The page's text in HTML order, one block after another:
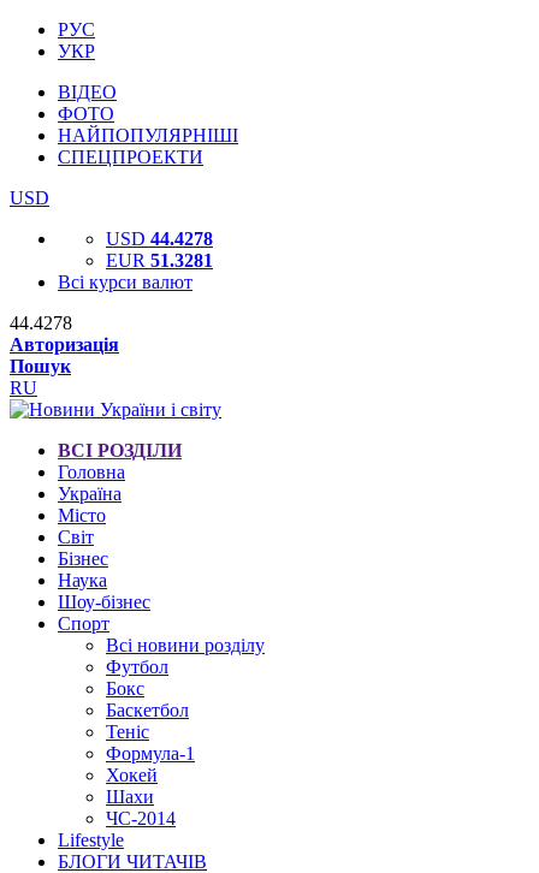
РУС
УКР
ВІДЕО
ФОТО
НАЙПОПУЛЯРНІШІ
СПЕЦПРОЕКТИ
USD
USD 44.4278
EUR 51.3281
Всі курси валют
44.4278
Авторизація
Пошук
RU
ВСІ РОЗДІЛИ
Головна
Україна
Місто
Світ
Бізнес
Наука
Шоу-бізнес
Спорт
Всі новини розділу
Футбол
Бокс
Баскетбол
Теніс
Формула-1
Хокей
Шахи
ЧС-2014
Lifestyle
БЛОГИ ЧИТАЧІВ